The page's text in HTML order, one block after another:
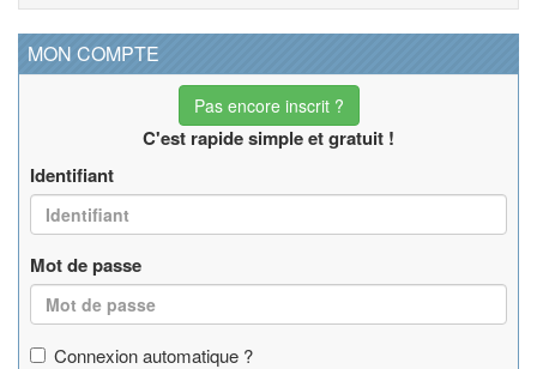
MON COMPTE
Pas encore inscrit ?
C'est rapide simple et gratuit !
Identifiant
Mot de passe
Connexion automatique ?